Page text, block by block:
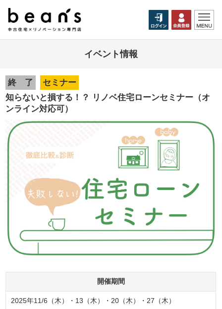
イベント情報
終 了
セミナー
知らないと損する！？ リノベ住宅ローンセミナー（オ
ンライン対応可）
開催期間
2025年11/6（木）・13（木）・20（木）・27（木）